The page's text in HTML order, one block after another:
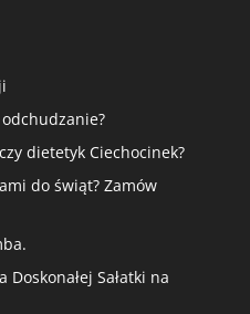
dietetyk Ciechocinek?
do świąt? Zamów
Sałatki na